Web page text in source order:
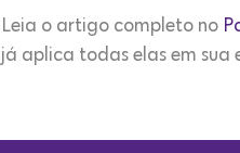
Leia o artigo completo no
já aplica todas elas em sua